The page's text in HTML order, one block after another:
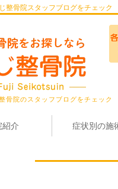
整骨院スタッフブログをチェック
骨院のスタッフブログをチェック
紹介 症状別の施